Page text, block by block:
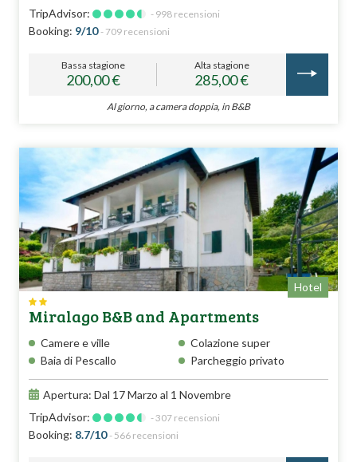
TripAdvisor:
- 998 recensioni
Booking: 9/10 - 709 recensioni
Bassa stagione
200,00 €
Alta stagione
285,00 €
Al giorno, a camera doppia, in B&B
Hotel
Miralago B&B and Apartments
Camere e ville
Colazione super
Baia di Pescallo
Parcheggio privato
Apertura: Dal 17 Marzo al 1 Novembre
TripAdvisor:
- 307 recensioni
Booking: 8.7/10 - 566 recensioni